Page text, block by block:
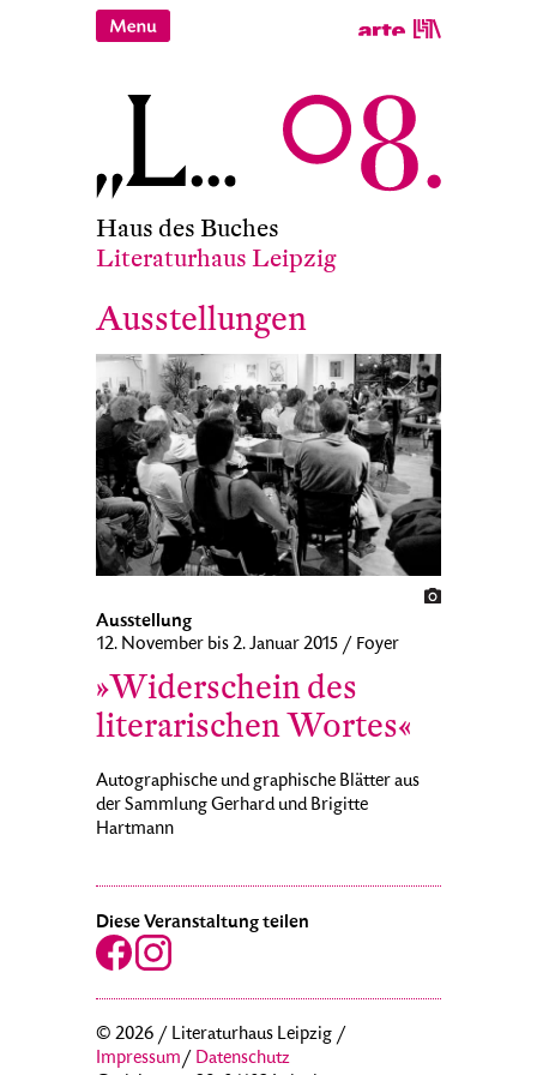
Haus des Buches
Literaturhaus Leipzig
Ausstellungen
Ausstellung
12. November bis 2. Januar 2015 / Foyer
»Widerschein des
literarischen Wortes«
Autographische und graphische Blätter aus
der Sammlung Gerhard und Brigitte
Hartmann
Diese Veranstaltung teilen
© 2026 / Literaturhaus Leipzig /
Impressum/ Datenschutz